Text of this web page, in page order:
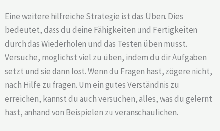
Eine weitere hilfreiche Strategie ist das Üben. Dies
bedeutet, dass du deine Fähigkeiten und Fertigkeiten
durch das Wiederholen und das Testen üben musst.
Versuche, möglichst viel zu üben, indem du dir Aufgaben
setzt und sie dann löst. Wenn du Fragen hast, zögere nicht,
nach Hilfe zu fragen. Um ein gutes Verständnis zu
erreichen, kannst du auch versuchen, alles, was du gelernt
hast, anhand von Beispielen zu veranschaulichen.